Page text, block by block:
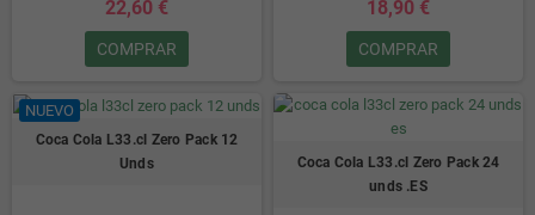
22,60 €
COMPRAR
18,90 €
COMPRAR
NUEVO
Coca Cola L33.cl Zero Pack 12
Unds
Coca Cola L33.cl Zero Pack 24
unds .ES